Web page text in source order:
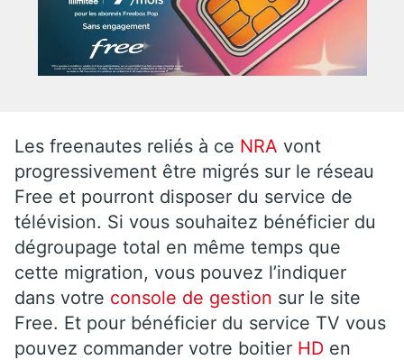
Les freenautes reliés à ce NRA vont
progressivement être migrés sur le réseau
Free et pourront disposer du service de
télévision. Si vous souhaitez bénéficier du
dégroupage total en même temps que
cette migration, vous pouvez l’indiquer
dans votre console de gestion sur le site
Free. Et pour bénéficier du service TV vous
pouvez commander votre boitier HD en